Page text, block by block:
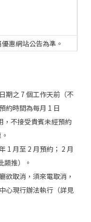
惠網站公告為準。
期之 7 個工作天前（不
約時間為每月 1 日
，不接受貴賓未經預約
1 月至 2 月預約； 2 月
類推）。
欲取消，須來電取消，
心現行辦法執行（詳見